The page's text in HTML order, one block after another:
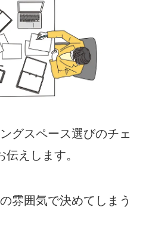
グスペース選びのチェ
えします。
雰囲気で決めてしまう